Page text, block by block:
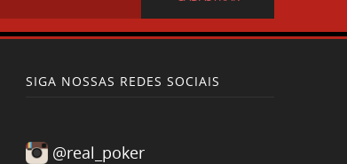
SIGA NOSSAS REDES SOCIAIS
@real_poker